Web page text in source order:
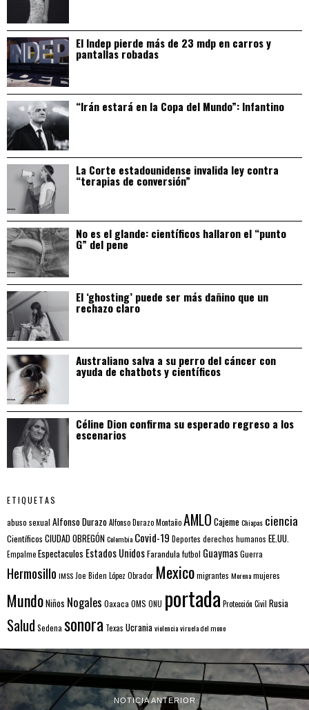
El Indep pierde más de 23 mdp en carros y
pantallas robadas
“Irán estará en la Copa del Mundo”: Infantino
La Corte estadounidense invalida ley contra
“terapias de conversión”
No es el glande: científicos hallaron el “punto
G” del pene
El ‘ghosting’ puede ser más dañino que un
rechazo claro
Australiano salva a su perro del cáncer con
ayuda de chatbots y científicos
Céline Dion confirma su esperado regreso a los
escenarios
ETIQUETAS
abuso sexual Alfonso DurazoAlfonso Durazo MontañoAMLO CajemeChiapas ciencia
Científicos CIUDAD OBREGÓNColombia Covid-19 Deportes derechos humanos EE.UU.
EmpalmeEspectaculos Estados UnidosFarandulafutbol GuaymasGuerra
Hermosillo IMSS Joe Biden López Obrador Mexicomigrantes Morenamujeres
MundoNiños Nogales Oaxaca OMS ONU portada Protección Civil Rusia
Salud Sedena sonora Texas Ucraniaviolenciaviruela del mono
NOTICIA ANTERIOR